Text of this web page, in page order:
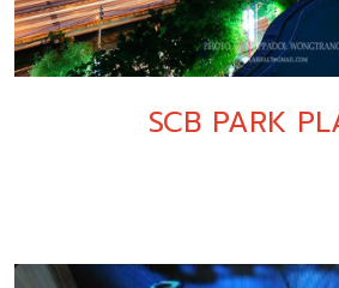
SCB PARK